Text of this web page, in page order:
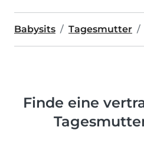
Babysits Tagesmutter
Finde eine